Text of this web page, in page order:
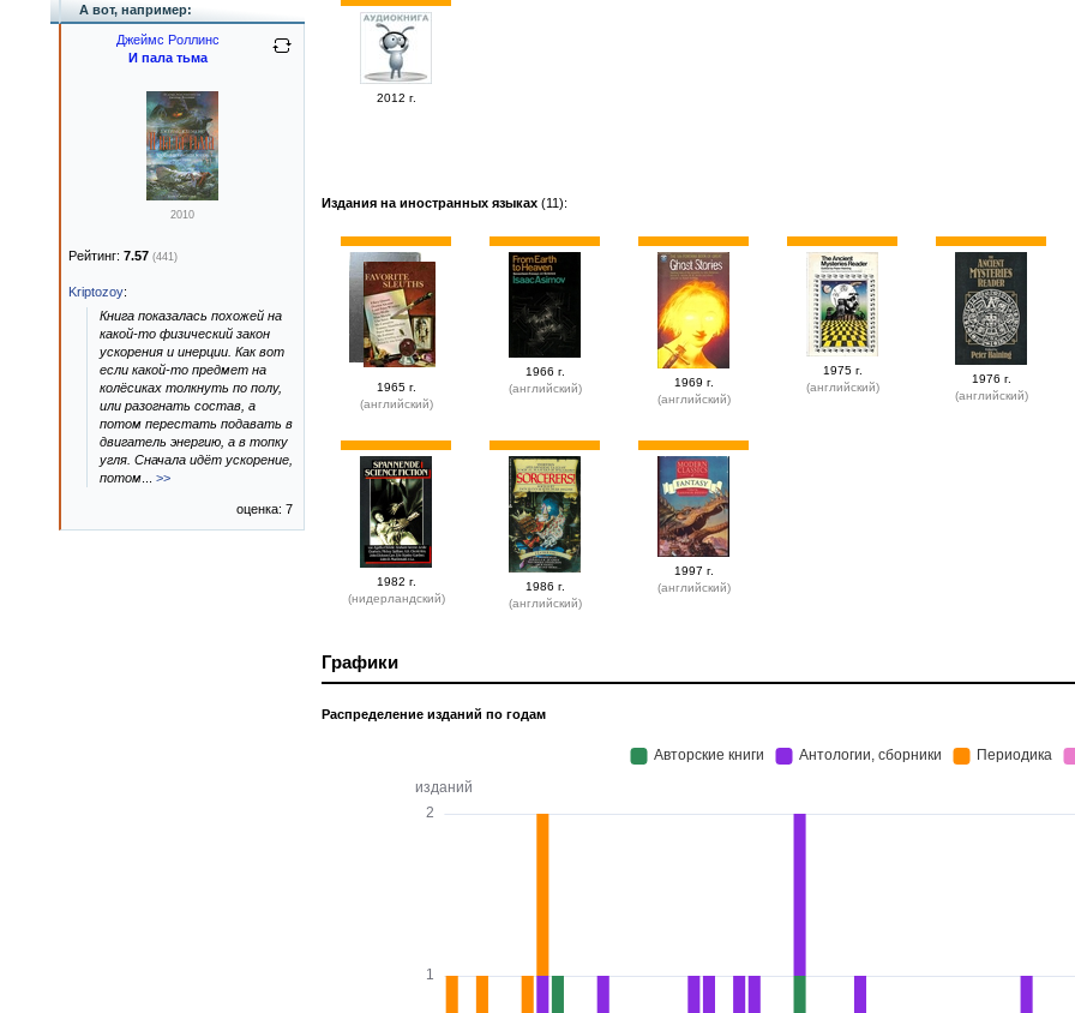
2012 г.
Издания на иностранных языках (11):
1965 г.
(английский)
1966 г.
(английский)
1969 г.
(английский)
1975 г.
(английский)
1976 г.
(английский)
1982 г.
(нидерландский)
1986 г.
(английский)
1997 г.
(английский)
Графики
Распределение изданий по годам
А вот, например:
Джеймс Роллинс
И пала тьма
2010
Рейтинг: 7.57 (441)
Kriptozoy:
Книга показалась похожей на
какой-то физический закон
ускорения и инерции. Как вот
если какой-то предмет на
колёсиках толкнуть по полу,
или разогнать состав, а
потом перестать подавать в
двигатель энергию, а в топку
угля. Сначала идёт ускорение,
потом
>>
оценка: 7